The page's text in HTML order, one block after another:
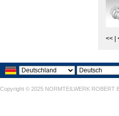
<<
Copyright © 2025 NORMTEILWERK ROBERT